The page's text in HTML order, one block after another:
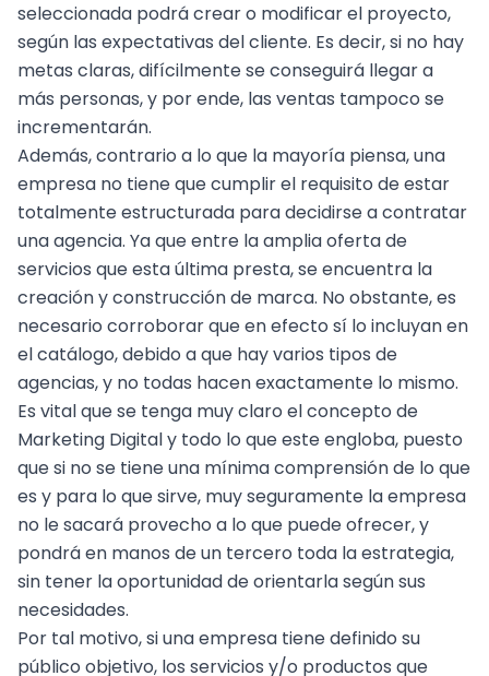
seleccionada podrá crear o modificar el proyecto,
según las expectativas del cliente. Es decir, si no hay
metas claras, difícilmente se conseguirá llegar a
más personas, y por ende, las ventas tampoco se
incrementarán.
Además, contrario a lo que la mayoría piensa, una
empresa no tiene que cumplir el requisito de estar
totalmente estructurada para decidirse a contratar
una agencia. Ya que entre la amplia oferta de
servicios que esta última presta, se encuentra la
creación y construcción de marca. No obstante, es
necesario corroborar que en efecto sí lo incluyan en
el catálogo, debido a que hay varios tipos de
agencias, y no todas hacen exactamente lo mismo.
Es vital que se tenga muy claro el concepto de
Marketing Digital y todo lo que este engloba, puesto
que si no se tiene una mínima comprensión de lo que
es y para lo que sirve, muy seguramente la empresa
no le sacará provecho a lo que puede ofrecer, y
pondrá en manos de un tercero toda la estrategia,
sin tener la oportunidad de orientarla según sus
necesidades.
Por tal motivo, si una empresa tiene definido su
público objetivo, los servicios y/o productos que